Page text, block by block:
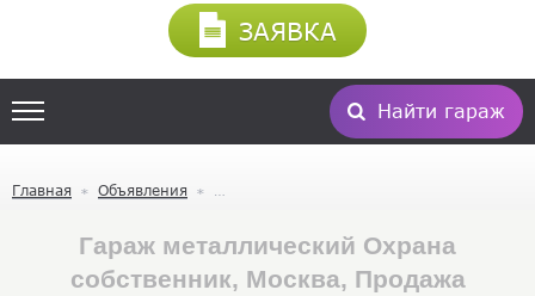
Найти гараж
ЗАЯВКА
Главная Объявления
Гараж металлический Охрана
собственник, Москва, Продажа